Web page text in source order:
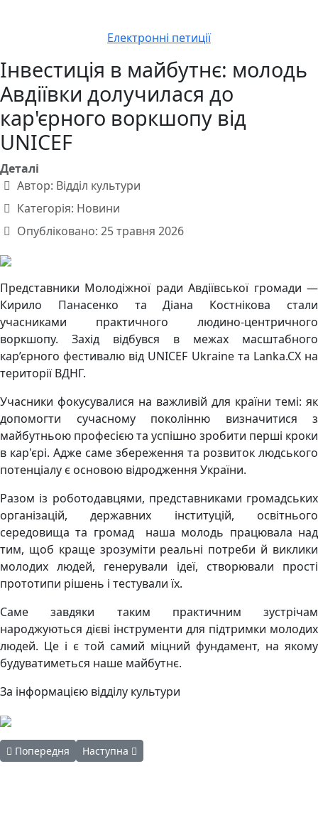
Електронні петиції
Інвестиція в майбутнє: молодь
Авдіївки долучилася до
кар'єрного воркшопу від
UNICEF
Деталі
Автор: Відділ культури
Категорія: Новини
Опубліковано: 25 травня 2026
Представники Молодіжної ради Авдіївської громади —
Кирило Панасенко та Діана Костнікова стали
учасниками практичного людино-центричного
воркшопу. Захід відбувся в межах масштабного
кар’єрного фестивалю від UNICEF Ukraine та Lanka.CX на
території ВДНГ.
Учасники фокусувалися на важливій для країни темі: як
допомогти сучасному поколінню визначитися з
майбутньою професією та успішно зробити перші кроки
в кар'єрі. Адже саме збереження та розвиток людського
потенціалу є основою відродження України.
Разом із роботодавцями, представниками громадських
організацій, державних інституцій, освітнього
середовища та громад наша молодь працювала над
тим, щоб краще зрозуміти реальні потреби й виклики
молодих людей, генерували ідеї, створювали прості
прототипи рішень і тестували їх.
Саме завдяки таким практичним зустрічам
народжуються дієві інструменти для підтримки молодих
людей. Це і є той самий міцний фундамент, на якому
будуватиметься наше майбутнє.
За інформацією відділу культури
Попередня стаття: Стоп булінг: як сформувати безпечний
Попередня Наступна стаття: Надомна робота
Наступна